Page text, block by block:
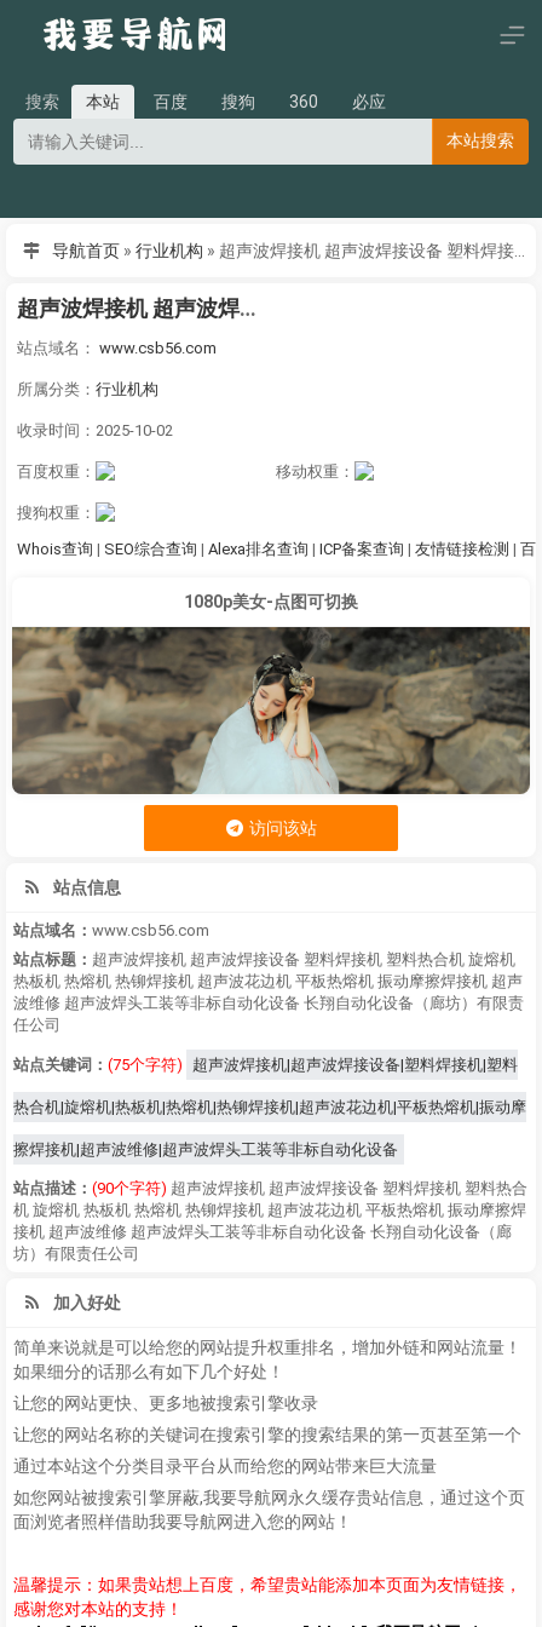
搜索 本站 百度 搜狗 360
必应
本站搜索
导航首页 » 行业机构 »
超声波焊接机 超声波焊接设备 塑料焊接机 塑料热合机 旋熔机 热板机 热熔机 热铆焊接机 超声波花边机 平板热熔机 振动摩擦焊接机 超声波维修 超声波焊头工装等非标自动化设备 长翔自动化设备（廊坊）有限责任公司
站点域名： www.csb56.com
所属分类： 行业机构
收录时间：2025-10-02
百度权重： 移动权重：
搜狗权重：
Whois查询 | SEO综合查询 | Alexa排名查询 | ICP备案查询 | 友情链接检测 | 百
1080p美女-点图可切换
访问该站
站点信息
站点域名： www.csb56.com
站点标题： 超声波焊接机 超声波焊接设备 塑料焊接机 塑料热合机 旋熔机
热板机 热熔机 热铆焊接机 超声波花边机 平板热熔机 振动摩擦焊接机 超声
波维修 超声波焊头工装等非标自动化设备 长翔自动化设备（廊坊）有限责
任公司
站点关键词： (75个字符) 超声波焊接机|超声波焊接设备|塑料焊接机|塑料
热合机|旋熔机|热板机|热熔机|热铆焊接机|超声波花边机|平板热熔机|振动摩
擦焊接机|超声波维修|超声波焊头工装等非标自动化设备
站点描述： (90个字符) 超声波焊接机 超声波焊接设备 塑料焊接机 塑料热合
机 旋熔机 热板机 热熔机 热铆焊接机 超声波花边机 平板热熔机 振动摩擦焊
接机 超声波维修 超声波焊头工装等非标自动化设备 长翔自动化设备（廊
坊）有限责任公司
加入好处
简单来说就是可以给您的网站提升权重排名，增加外链和网站流量！
如果细分的话那么有如下几个好处！
让您的网站更快、更多地被搜索引擎收录
让您的网站名称的关键词在搜索引擎的搜索结果的第一页甚至第一个
通过本站这个分类目录平台从而给您的网站带来巨大流量
如您网站被搜索引擎屏蔽,我要导航网永久缓存贵站信息，通过这个页
面浏览者照样借助我要导航网进入您的网站！
温馨提示：如果贵站想上百度，希望贵站能添加本页面为友情链接，
感谢您对本站的支持！